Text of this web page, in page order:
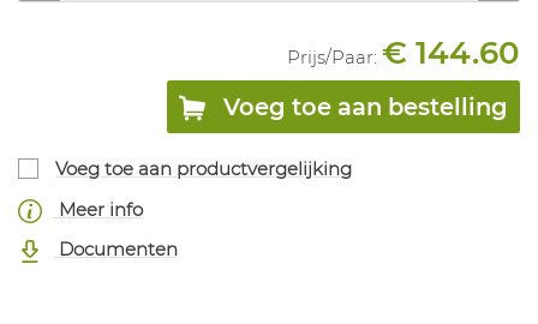
Prijs/Paar: € 144.60
Voeg toe aan bestelling
Voeg toe aan productvergelijking
Meer info
Documenten